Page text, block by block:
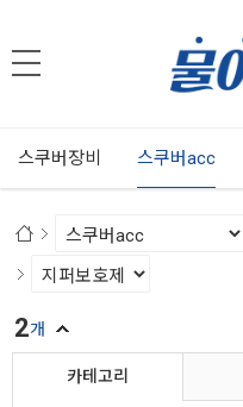
스쿠버장비 스쿠버acc
카테고리
2개